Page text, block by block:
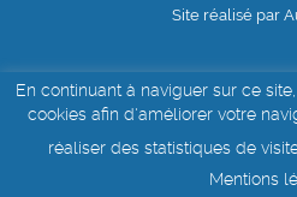
Site réalisé par
En continuant à naviguer sur ce
cookies afin d'améliorer votre
réaliser des statistiques de
Mentions